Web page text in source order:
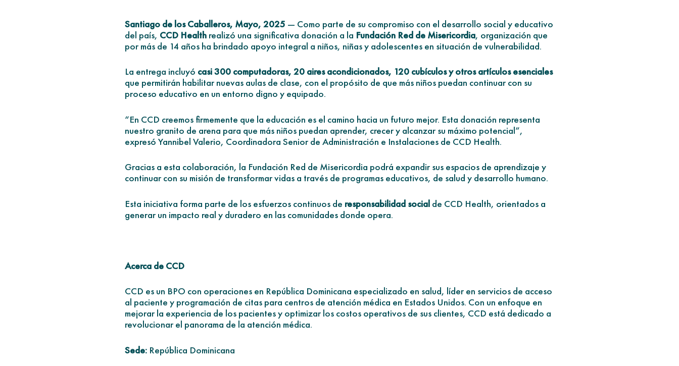
Santiago de los Caballeros, Mayo, 2025 — Como parte de su compromiso con el desarrollo social y educativo
del país, CCD Health realizó una significativa donación a la Fundación Red de Misericordia, organización que
por más de 14 años ha brindado apoyo integral a niños, niñas y adolescentes en situación de vulnerabilidad.
La entrega incluyó casi 300 computadoras, 20 aires acondicionados, 120 cubículos y otros artículos esenciales
que permitirán habilitar nuevas aulas de clase, con el propósito de que más niños puedan continuar con su
proceso educativo en un entorno digno y equipado.
“En CCD creemos firmemente que la educación es el camino hacia un futuro mejor. Esta donación representa
nuestro granito de arena para que más niños puedan aprender, crecer y alcanzar su máximo potencial”,
expresó Yannibel Valerio, Coordinadora Senior de Administración e Instalaciones de CCD Health.
Gracias a esta colaboración, la Fundación Red de Misericordia podrá expandir sus espacios de aprendizaje y
continuar con su misión de transformar vidas a través de programas educativos, de salud y desarrollo humano.
Esta iniciativa forma parte de los esfuerzos continuos de responsabilidad social de CCD Health, orientados a
generar un impacto real y duradero en las comunidades donde opera.
Acerca de CCD
CCD es un BPO con operaciones en República Dominicana especializado en salud, líder en servicios de acceso
al paciente y programación de citas para centros de atención médica en Estados Unidos. Con un enfoque en
mejorar la experiencia de los pacientes y optimizar los costos operativos de sus clientes, CCD está dedicado a
revolucionar el panorama de la atención médica.
Sede: República Dominicana